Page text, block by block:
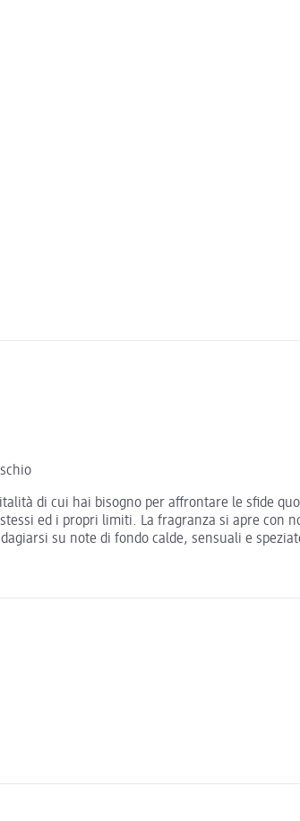
di cui hai bisogno per affrontare le sfide
ed i propri limiti. La fragranza si apre con
su note di fondo calde, sensuali e